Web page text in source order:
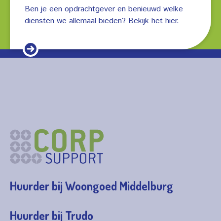
Ben je een opdrachtgever en benieuwd welke
diensten we allemaal bieden? Bekijk het hier.
Huurder bij Woongoed Middelburg
Huurder bij Trudo